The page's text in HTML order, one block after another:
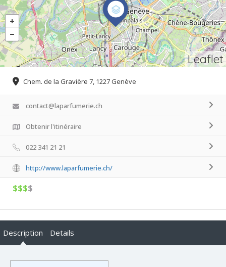
Leaflet
Chem. de la Gravière 7, 1227 Genève
contact@laparfumerie.ch
Obtenir l'itinéraire
022 341 21 21
http://www.laparfumerie.ch/
$$$$
Description Details